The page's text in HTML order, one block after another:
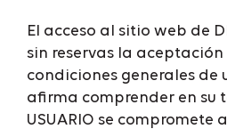
El acceso al sitio web de
sin reservas la aceptación
condiciones generales de
afirma comprender en su
USUARIO se compromete